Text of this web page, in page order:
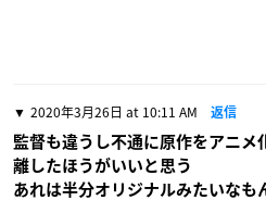
2020年3月26日 at 10:11 AM 返信
監督も違うし不通に原作をアニメ
離したほうがいいと思う
あれは半分オリジナルみたいなも